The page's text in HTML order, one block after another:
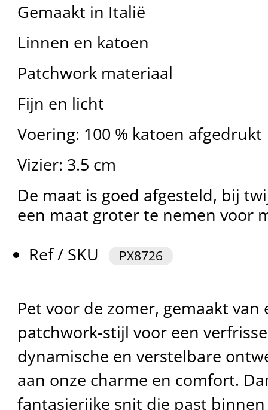
Gemaakt in Italië
Linnen en katoen
Patchwork materiaal
Fijn en licht
Voering: 100 % katoen afgedrukt
Vizier: 3.5 cm
De maat is goed afgesteld, bij
een maat groter te nemen voor
Ref / SKU
PX8726
Pet voor de zomer, gemaakt
patchwork-stijl voor een
dynamische en verstelbare
aan onze charme en comfort.
fantasierijke snit die past